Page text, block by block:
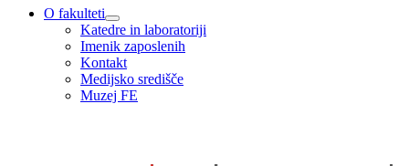
O fakulteti
Katedre in laboratoriji
Imenik zaposlenih
Kontakt
Medijsko središče
Muzej FE